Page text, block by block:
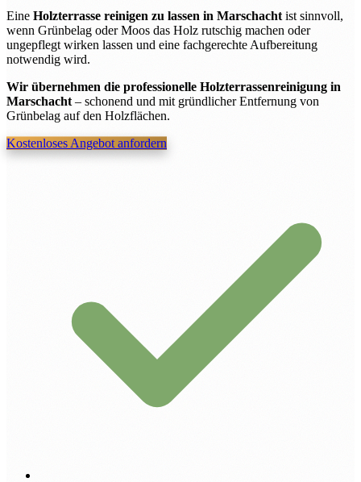
Eine Holzterrasse reinigen zu lassen in Marschacht ist sinnvoll,
wenn Grünbelag oder Moos das Holz rutschig machen oder
ungepflegt wirken lassen und eine fachgerechte Aufbereitung
notwendig wird.
Wir übernehmen die professionelle Holzterrassenreinigung in
Marschacht– schonend und mit gründlicher Entfernung von
Grünbelag auf den Holzflächen.
Kostenloses Angebot anfordern